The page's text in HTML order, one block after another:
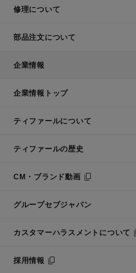
修理について
部品注文について
企業情報
企業情報トップ
ティファールについて
ティファールの歴史
CM・ブランド動画
グループセブジャパン
カスタマーハラスメントについて
採用情報